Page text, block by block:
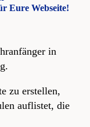
Eure Webseite!
in
zu erstellen,
auflistet, die